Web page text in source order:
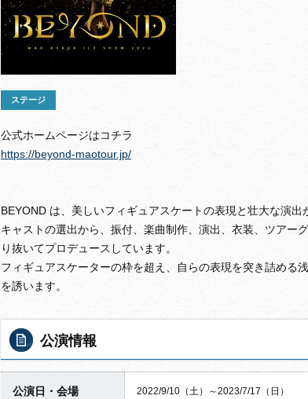
ステージ
公式ホームページはコチラ
https://beyond-maotour.jp/
BEYOND は、美しいフィギュアスケートの表現と壮大な演
キャストの選出から、振付、楽曲制作、演出、衣装、ツアー
り抜いてプロデュースしています。
フィギュアスケーターの枠を超え、自らの表現を突き詰める
を誘います。
公演情報
公演日・会場 2022/9/10（土）～2023/7/17（日）